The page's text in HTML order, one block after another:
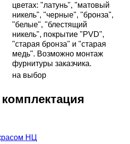
цветах: "латунь", "матовый
никель", "черные", "бронза",
"белые", "блестящий
никель", покрытие "PVD",
"старая бронза" и "старая
медь". Возможно монтаж
фурнитуры заказчика.
на выбор
НЦ